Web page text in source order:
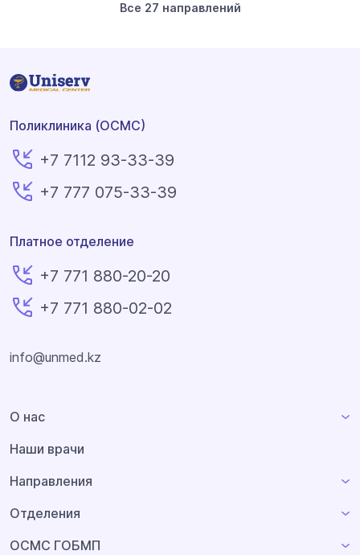
Все 27 направлений
Поликлиника (ОСМС)
+7 7112 93-33-39
+7 777 075-33-39
Платное отделение
+7 771 880-20-20
+7 771 880-02-02
info@unmed.kz
О нас
Наши врачи
Направления
Отделения
ОСМС ГОБМП